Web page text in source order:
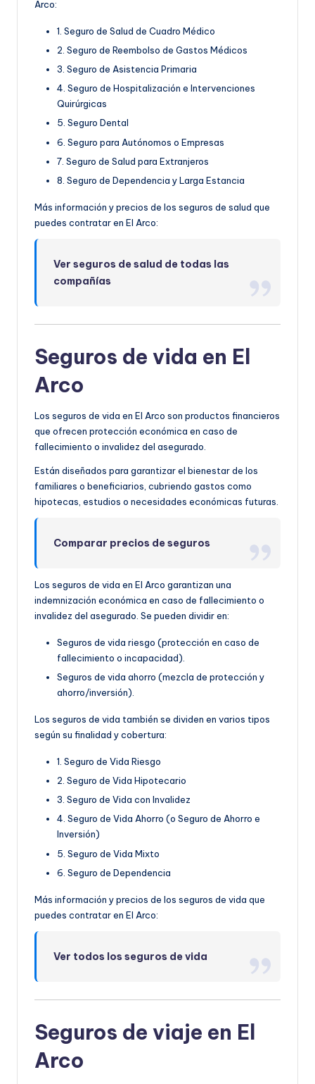
Arco:
1. Seguro de Salud de Cuadro Médico
2. Seguro de Reembolso de Gastos Médicos
3. Seguro de Asistencia Primaria
4. Seguro de Hospitalización e Intervenciones
Quirúrgicas
5. Seguro Dental
6. Seguro para Autónomos o Empresas
7. Seguro de Salud para Extranjeros
8. Seguro de Dependencia y Larga Estancia
Más información y precios de los seguros de salud que
puedes contratar en El Arco:
Ver seguros de salud de todas las
compañías
Seguros de vida en El
Arco
Los seguros de vida en El Arco son productos financieros
que ofrecen protección económica en caso de
fallecimiento o invalidez del asegurado.
Están diseñados para garantizar el bienestar de los
familiares o beneficiarios, cubriendo gastos como
hipotecas, estudios o necesidades económicas futuras.
Comparar precios de seguros
Los seguros de vida en El Arco garantizan una
indemnización económica en caso de fallecimiento o
invalidez del asegurado. Se pueden dividir en:
Seguros de vida riesgo (protección en caso de
fallecimiento o incapacidad).
Seguros de vida ahorro (mezcla de protección y
ahorro/inversión).
Los seguros de vida también se dividen en varios tipos
según su finalidad y cobertura:
1. Seguro de Vida Riesgo
2. Seguro de Vida Hipotecario
3. Seguro de Vida con Invalidez
4. Seguro de Vida Ahorro (o Seguro de Ahorro e
Inversión)
5. Seguro de Vida Mixto
6. Seguro de Dependencia
Más información y precios de los seguros de vida que
puedes contratar en El Arco:
Ver todos los seguros de vida
Seguros de viaje en El
Arco